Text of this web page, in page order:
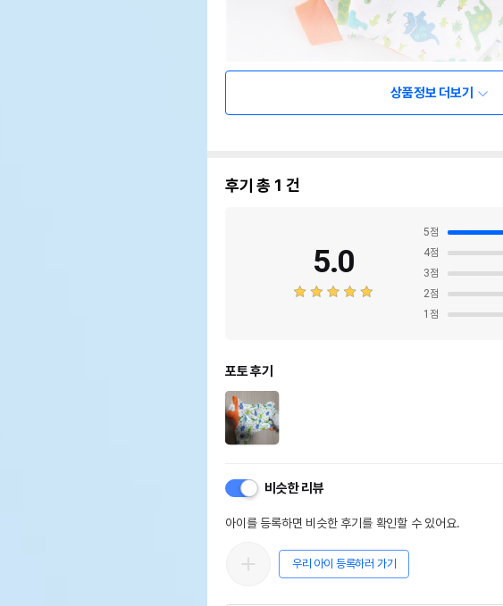
상품정보 더보기
후기 총 1 건
5.0
5점
4점
3점
2점
1 점
포토 후기
비슷한 리뷰
아이를 등록하면 비슷한 후기를 확인할 수 있어요.
우리 아이 등록하러 가기